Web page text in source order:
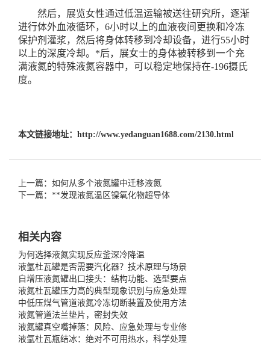
然后，展览女性通过低温运输被送往研究所，逐渐
进行体外血液循环，6小时以上的血液夜间更换和冷冻
保护剂灌浆，然后将身体转移到冷却设备，进行55小时
以上的深度冷却。*后，展女士的身体被转移到一个充
满液氮的特殊液氮容器中，可以稳定地保持在-196摄氏
度。
本文链接地址： http://www.yedanguan1688.com/2130.html
上一篇：如何从多个液氮罐中迁移液氮
下一篇：**发现液氮温区镍氧化物超导体
相关内容
为何选择液氮实现反应釜深冷降温
液氩杜瓦罐是否需要汽化器？技术原理与场景
自增压液氮罐出口接头：结构功能、选型要点
液氮杜瓦罐压力高的典型现象识别与应急处理
中低压煤气管道液氮冷冻切断装置及使用方法
液氮管道法兰垫片，密封失效
液氮罐真空嘴掉落：风险、应急处理与专业修
液氩杜瓦瓶结冰：绝对不可用热水，科学处理